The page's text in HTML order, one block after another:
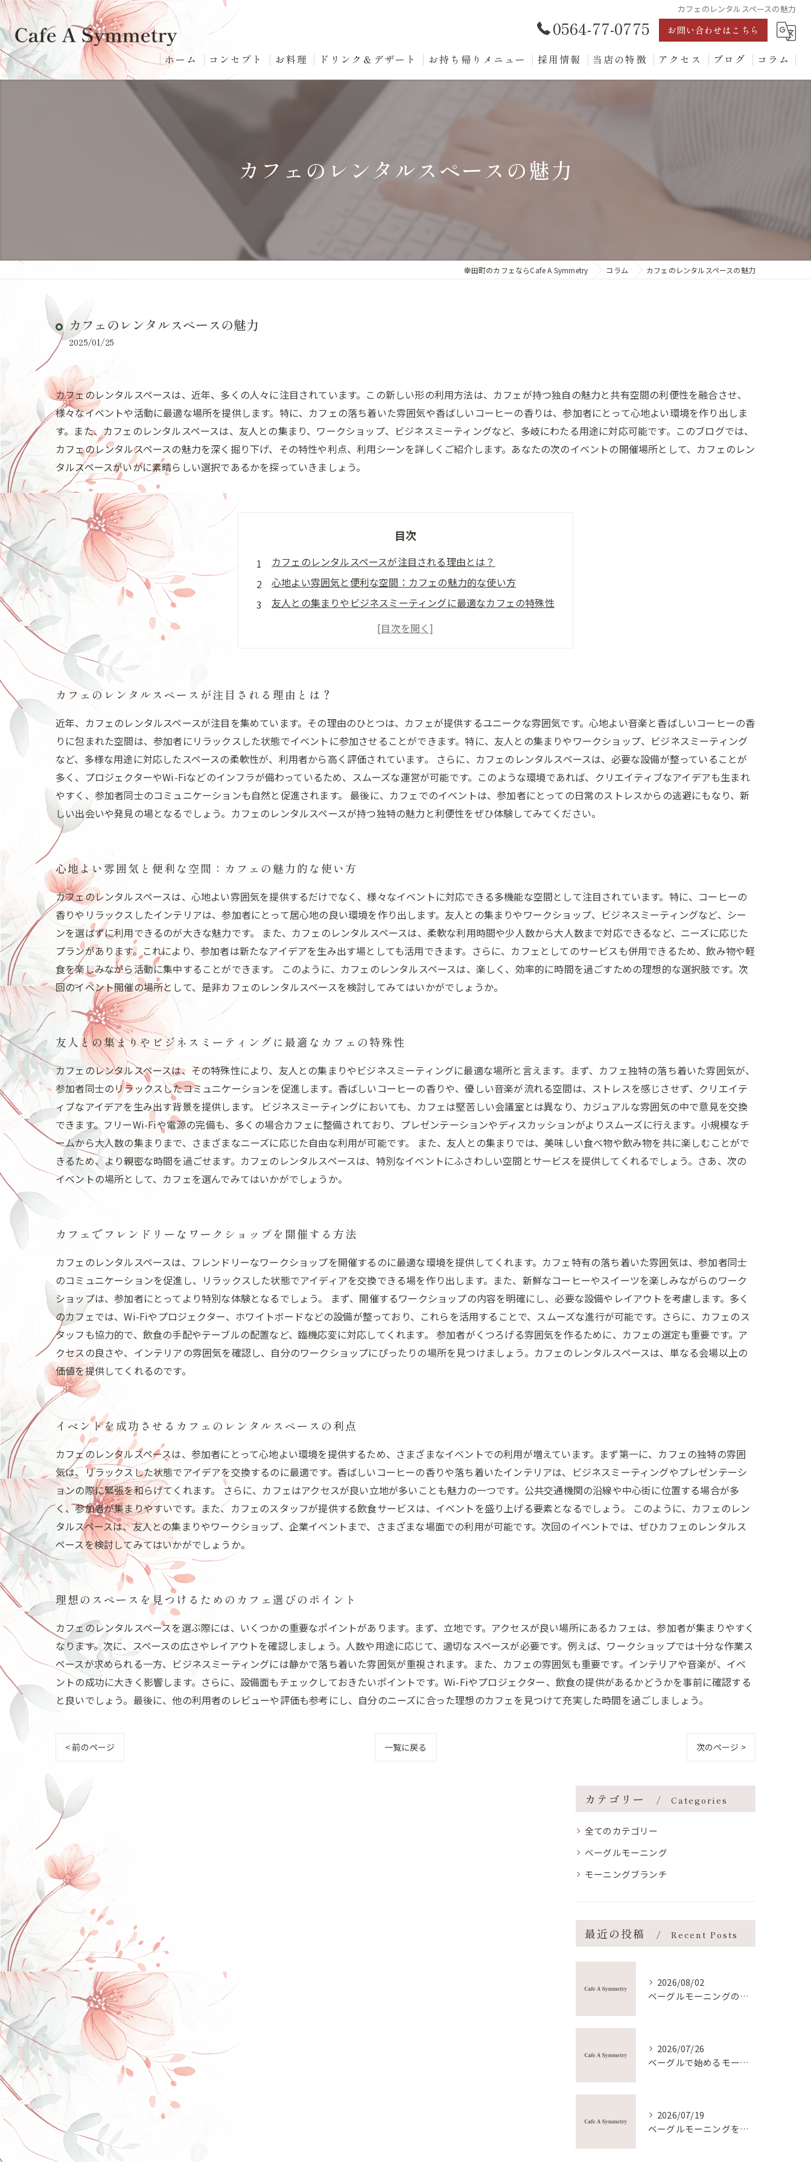
カフェのレンタルスペースの魅力
0564-77-0775 お問い合わせはこちら
ホーム コンセプト お料理 ドリンク＆デザート お持ち帰りメニュー 採用情報 当店の特徴 アクセス ブログ コラム
カフェのレンタルスペースの魅力
幸田町のカフェならCafe A Symmetry コラム カフェのレンタルスペースの魅力
カフェのレンタルスペースの魅力
2025/01/25
カフェのレンタルスペースは、近年、多くの人々に注目されています。この新しい形の利用方法は、カフェが持つ独自の魅力と共有空間の利便性を融合させ、
様々なイベントや活動に最適な場所を提供します。特に、カフェの落ち着いた雰囲気や香ばしいコーヒーの香りは、参加者にとって心地よい環境を作り出しま
す。また、カフェのレンタルスペースは、友人との集まり、ワークショップ、ビジネスミーティングなど、多岐にわたる用途に対応可能です。このブログでは、
カフェのレンタルスペースの魅力を深く掘り下げ、その特性や利点、利用シーンを詳しくご紹介します。あなたの次のイベントの開催場所として、カフェのレン
タルスペースがいかに素晴らしい選択であるかを探っていきましょう。
目次
カフェのレンタルスペースが注目される理由とは？
心地よい雰囲気と便利な空間：カフェの魅力的な使い方
友人との集まりやビジネスミーティングに最適なカフェの特殊性
カフェでフレンドリーなワークショップを開催する方法
カフェのレンタルスペースが注目される理由とは？
近年、カフェのレンタルスペースが注目を集めています。その理由のひとつは、カフェが提供するユニークな雰囲気です。心地よい音楽と香ばしいコーヒーの香
りに包まれた空間は、参加者にリラックスした状態でイベントに参加させることができます。特に、友人との集まりやワークショップ、ビジネスミーティング
など、多様な用途に対応したスペースの柔軟性が、利用者から高く評価されています。 さらに、カフェのレンタルスペースは、必要な設備が整っていることが
多く、プロジェクターやWi-Fiなどのインフラが備わっているため、スムーズな運営が可能です。このような環境であれば、クリエイティブなアイデアも生まれ
やすく、参加者同士のコミュニケーションも自然と促進されます。 最後に、カフェでのイベントは、参加者にとっての日常のストレスからの逃避にもなり、新
しい出会いや発見の場となるでしょう。カフェのレンタルスペースが持つ独特の魅力と利便性をぜひ体験してみてください。
心地よい雰囲気と便利な空間：カフェの魅力的な使い方
カフェのレンタルスペースは、心地よい雰囲気を提供するだけでなく、様々なイベントに対応できる多機能な空間として注目されています。特に、コーヒーの
香りやリラックスしたインテリアは、参加者にとって居心地の良い環境を作り出します。友人との集まりやワークショップ、ビジネスミーティングなど、シー
ンを選ばずに利用できるのが大きな魅力です。 また、カフェのレンタルスペースは、柔軟な利用時間や少人数から大人数まで対応できるなど、ニーズに応じた
プランがあります。これにより、参加者は新たなアイデアを生み出す場としても活用できます。さらに、カフェとしてのサービスも併用できるため、飲み物や軽
食を楽しみながら活動に集中することができます。 このように、カフェのレンタルスペースは、楽しく、効率的に時間を過ごすための理想的な選択肢です。次
回のイベント開催の場所として、是非カフェのレンタルスペースを検討してみてはいかがでしょうか。
友人との集まりやビジネスミーティングに最適なカフェの特殊性
カフェのレンタルスペースは、その特殊性により、友人との集まりやビジネスミーティングに最適な場所と言えます。まず、カフェ独特の落ち着いた雰囲気が、
参加者同士のリラックスしたコミュニケーションを促進します。香ばしいコーヒーの香りや、優しい音楽が流れる空間は、ストレスを感じさせず、クリエイテ
ィブなアイデアを生み出す背景を提供します。 ビジネスミーティングにおいても、カフェは堅苦しい会議室とは異なり、カジュアルな雰囲気の中で意見を交換
できます。フリーWi-Fiや電源の完備も、多くの場合カフェに整備されており、プレゼンテーションやディスカッションがよりスムーズに行えます。小規模なチ
ームから大人数の集まりまで、さまざまなニーズに応じた自由な利用が可能です。 また、友人との集まりでは、美味しい食べ物や飲み物を共に楽しむことがで
きるため、より親密な時間を過ごせます。カフェのレンタルスペースは、特別なイベントにふさわしい空間とサービスを提供してくれるでしょう。さあ、次の
イベントの場所として、カフェを選んでみてはいかがでしょうか。
カフェでフレンドリーなワークショップを開催する方法
カフェのレンタルスペースは、フレンドリーなワークショップを開催するのに最適な環境を提供してくれます。カフェ特有の落ち着いた雰囲気は、参加者同士
のコミュニケーションを促進し、リラックスした状態でアイディアを交換できる場を作り出します。また、新鮮なコーヒーやスイーツを楽しみながらのワーク
ショップは、参加者にとってより特別な体験となるでしょう。 まず、開催するワークショップの内容を明確にし、必要な設備やレイアウトを考慮します。多く
のカフェでは、Wi-Fiやプロジェクター、ホワイトボードなどの設備が整っており、これらを活用することで、スムーズな進行が可能です。さらに、カフェのス
タッフも協力的で、飲食の手配やテーブルの配置など、臨機応変に対応してくれます。 参加者がくつろげる雰囲気を作るために、カフェの選定も重要です。ア
クセスの良さや、インテリアの雰囲気を確認し、自分のワークショップにぴったりの場所を見つけましょう。カフェのレンタルスペースは、単なる会場以上の
価値を提供してくれるのです。
イベントを成功させるカフェのレンタルスペースの利点
カフェのレンタルスペースは、参加者にとって心地よい環境を提供するため、さまざまなイベントでの利用が増えています。まず第一に、カフェの独特の雰囲
気は、リラックスした状態でアイデアを交換するのに最適です。香ばしいコーヒーの香りや落ち着いたインテリアは、ビジネスミーティングやプレゼンテーシ
ョンの際に緊張を和らげてくれます。 さらに、カフェはアクセスが良い立地が多いことも魅力の一つです。公共交通機関の沿線や中心街に位置する場合が多
く、参加者が集まりやすいです。また、カフェのスタッフが提供する飲食サービスは、イベントを盛り上げる要素となるでしょう。 このように、カフェのレン
タルスペースは、友人との集まりやワークショップ、企業イベントまで、さまざまな場面での利用が可能です。次回のイベントでは、ぜひカフェのレンタルス
ペースを検討してみてはいかがでしょうか。
理想のスペースを見つけるためのカフェ選びのポイント
カフェのレンタルスペースを選ぶ際には、いくつかの重要なポイントがあります。まず、立地です。アクセスが良い場所にあるカフェは、参加者が集まりやすく
なります。次に、スペースの広さやレイアウトを確認しましょう。人数や用途に応じて、適切なスペースが必要です。例えば、ワークショップでは十分な作業ス
ペースが求められる一方、ビジネスミーティングには静かで落ち着いた雰囲気が重視されます。また、カフェの雰囲気も重要です。インテリアや音楽が、イベ
ントの成功に大きく影響します。さらに、設備面もチェックしておきたいポイントです。Wi-Fiやプロジェクター、飲食の提供があるかどうかを事前に確認する
と良いでしょう。最後に、他の利用者のレビューや評価も参考にし、自分のニーズに合った理想のカフェを見つけて充実した時間を過ごしましょう。
< 前のページ 一覧に戻る 次のページ >
カテゴリー Categories
全てのカテゴリー
ベーグルモーニング
モーニングブランチ
最近の投稿 Recent Posts
2026/08/02
ベーグルモーニングの作り方と手軽におしゃれ朝食を叶えるコツ
2026/07/26
ベーグルで始めるモーニング趣味と健康朝食の新習慣
2026/07/19
ベーグルモーニングをシェアして朝時間を満喫する新提案